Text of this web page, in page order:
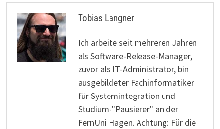
Tobias Langner
Ich arbeite seit mehreren Jahren
als Software-Release-Manager,
zuvor als IT-Administrator, bin
ausgebildeter Fachinformatiker
für Systemintegration und
Studium-"Pausierer" an der
FernUni Hagen. Achtung: Für die